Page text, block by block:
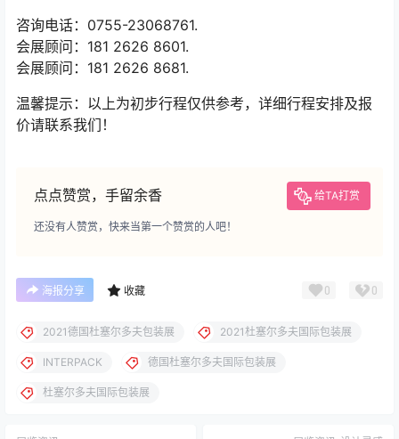
咨询电话：0755-23068761.
会展顾问：181 2626 8601.
会展顾问：181 2626 8681.
温馨提示：以上为初步行程仅供参考，详细行程安排及报
价请联系我们！
点点赞赏，手留余香 给TA打赏
还没有人赞赏，快来当第一个赞赏的人吧！
海报分享 收藏 0 0
2021德国杜塞尔多夫包装展 2021杜塞尔多夫国际包装展
INTERPACK 德国杜塞尔多夫国际包装展
杜塞尔多夫国际包装展